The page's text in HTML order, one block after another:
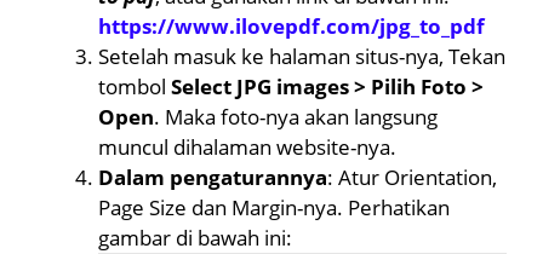
https://www.ilovepdf.com/jpg_to_pdf
Setelah masuk ke halaman situs-nya, Tekan
tombol Select JPG images > Pilih Foto >
Open. Maka foto-nya akan langsung
muncul dihalaman website-nya.
Dalam pengaturannya: Atur Orientation,
Page Size dan Margin-nya. Perhatikan
gambar di bawah ini: